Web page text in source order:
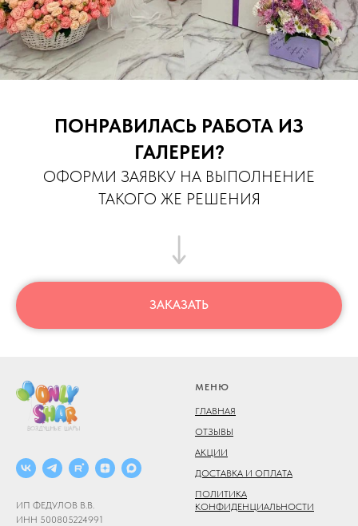
ПОНРАВИЛАСЬ РАБОТА ИЗ
ГАЛЕРЕИ?
ОФОРМИ ЗАЯВКУ НА ВЫПОЛНЕНИЕ
ТАКОГО ЖЕ РЕШЕНИЯ
ЗАКАЗАТЬ
ИП ФЕДУЛОВ В.В.
ИНН 500805224991
МЕНЮ
ГЛАВНАЯ
ОТЗЫВЫ
АКЦИИ
ДОСТАВКА И ОПЛАТА
ПОЛИТИКА
КОНФИДЕНЦИАЛЬНОСТИ